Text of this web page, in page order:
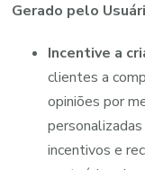
Gerado pelo
Incentive a
clientes a
opiniões por
incentivos e